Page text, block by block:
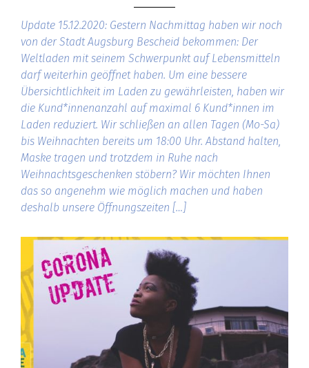
Update 15.12.2020: Gestern Nachmittag haben wir noch
von der Stadt Augsburg Bescheid bekommen: Der
Weltladen mit seinem Schwerpunkt auf Lebensmitteln
darf weiterhin geöffnet haben. Um eine bessere
Übersichtlichkeit im Laden zu gewährleisten, haben wir
die Kund*innenanzahl auf maximal 6 Kund*innen im
Laden reduziert. Wir schließen an allen Tagen (Mo-Sa)
bis Weihnachten bereits um 18:00 Uhr. Abstand halten,
Maske tragen und trotzdem in Ruhe nach
Weihnachtsgeschenken stöbern? Wir möchten Ihnen
das so angenehm wie möglich machen und haben
deshalb unsere Öffnungszeiten […]